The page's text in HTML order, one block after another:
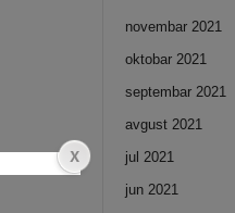
novembar 2021
oktobar 2021
septembar 2021
avgust 2021
jul 2021
jun 2021